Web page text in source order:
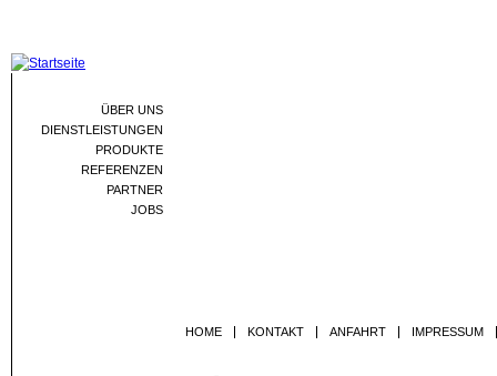
HOME KONTAKT ANFAHRT IMPRESSUM
ÜBER UNS
DIENSTLEISTUNGEN
PRODUKTE
REFERENZEN
PARTNER
JOBS